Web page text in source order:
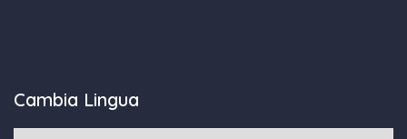
Cambia Lingua